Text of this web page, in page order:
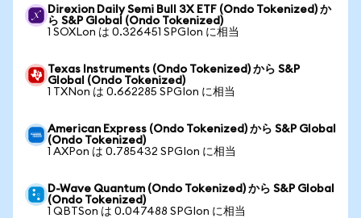
Direxion Daily Semi Bull 3X ETF (Ondo Tokenized) か
ら S&P Global (Ondo Tokenized)
1 SOXLon は 0.326451 SPGIon に相当
Texas Instruments (Ondo Tokenized) から S&P
Global (Ondo Tokenized)
1 TXNon は 0.662285 SPGIon に相当
American Express (Ondo Tokenized) から S&P Global
(Ondo Tokenized)
1 AXPon は 0.785432 SPGIon に相当
D-Wave Quantum (Ondo Tokenized) から S&P Global
(Ondo Tokenized)
1 QBTSon は 0.047488 SPGIon に相当